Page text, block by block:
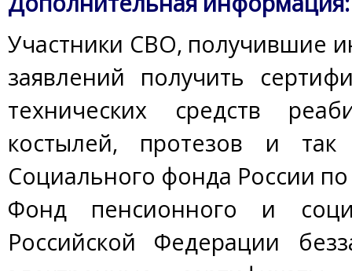
Участники СВО, получившие
заявлений получить
технических средств
костылей, протезов и
Социального фонда России
Фонд пенсионного и
Российской Федерации